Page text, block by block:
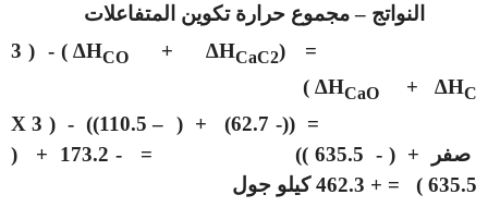
النواتج – مجموع حرارة تكوين المتفاعلات
= (
∆HCaC2
+
∆HCO
) - (
3
∆HC
+
∆HCaO
)
= ((- 62.7) + ( – 110.5)) - ( 3
X
صفر + ( - 635.5 )) = - 173.2 + (
635.5 ) = + 462.3 كيلو جول